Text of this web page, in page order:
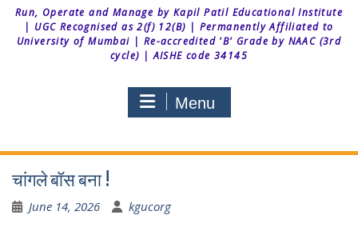
Run, Operate and Manage by Kapil Patil Educational Institute
| UGC Recognised as 2(f) 12(B) | Permanently Affiliated to
University of Mumbai | Re-accredited 'B' Grade by NAAC (3rd
cycle) | AISHE code 34145
Menu
चांगले बॉस बना !
June 14, 2026 kgucorg